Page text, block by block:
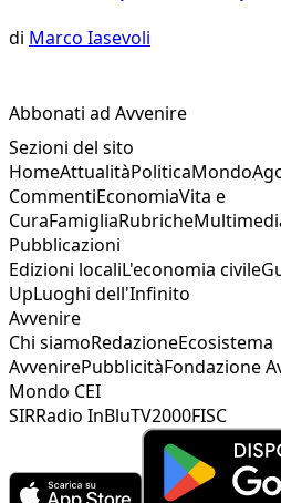
di Marco Iasevoli
Abbonati ad Avvenire
Sezioni del sito
HomeAttualitàPoliticaMondo
CommentiEconomiaVita e
CuraFamigliaRubriche
Pubblicazioni
Edizioni localiL'economia civile
UpLuoghi dell'Infinito
Avvenire
Chi siamoRedazioneEcosistema
AvvenirePubblicitàFondazione
Mondo CEI
SIRRadio InBluTV2000FISC